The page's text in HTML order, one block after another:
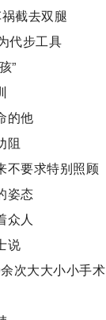
截去双腿
代步工具
”
的他
阻
不要求特别照顾
姿态
众人
说
次大大小小手术